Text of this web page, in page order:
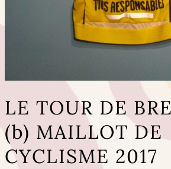
LE TOUR DE
(b) MAILLOT DE
CYCLISME 2017